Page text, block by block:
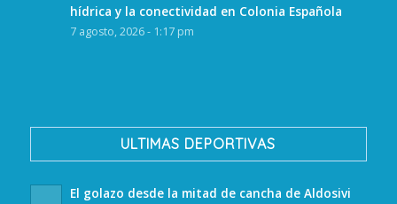
hídrica y la conectividad en Colonia Española
7 agosto, 2026 - 1:17 pm
ULTIMAS DEPORTIVAS
El golazo desde la mitad de cancha de Aldosivi